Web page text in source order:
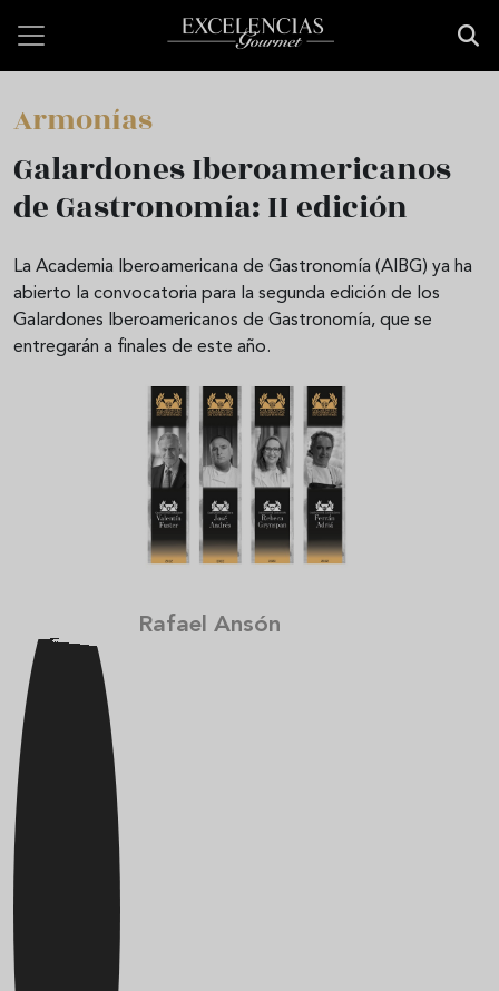
Armonías
Galardones Iberoamericanos
de Gastronomía: II edición
La Academia Iberoamericana de Gastronomía (AIBG) ya ha
abierto la convocatoria para la segunda edición de los
Galardones Iberoamericanos de Gastronomía, que se
entregarán a finales de este año.
Rafael Ansón